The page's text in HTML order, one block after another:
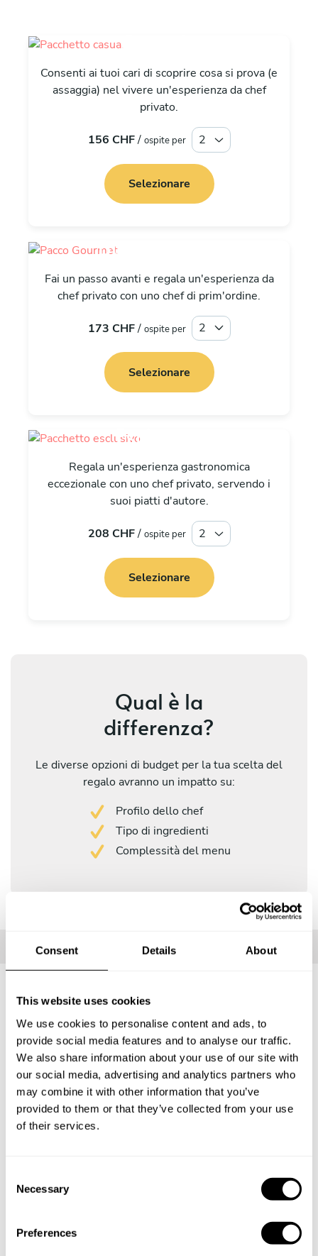
Consent Details About
This website uses cookies
We use cookies to personalise content and ads, to
provide social media features and to analyse our traffic.
We also share information about your use of our site with
our social media, advertising and analytics partners who
may combine it with other information that you’ve
provided to them or that they’ve collected from your use
of their services.
Necessary
Preferences
Casuale
Consenti ai tuoi cari di scoprire cosa si prova (e
assaggia) nel vivere un'esperienza da chef
privato.
156 CHF/ ospite per
Selezionare
Buongustaio
Fai un passo avanti e regala un'esperienza da
chef privato con uno chef di prim'ordine.
173 CHF/ ospite per
Selezionare
Esclusiva
Regala un'esperienza gastronomica
eccezionale con uno chef privato, servendo i
suoi piatti d'autore.
208 CHF/ ospite per
Selezionare
Qual è la
differenza?
Le diverse opzioni di budget per la tua scelta del
regalo avranno un impatto su:
Profilo dello chef
Tipo di ingredienti
Complessità del menu
Cosa include?
Personalizza il tuo messaggio e regala questa esperienza
al fortunato. Lascia che sia lui a decidere la data, le sue
preferenze gastronomiche e che possa scegliere tra i vari
menù e i diversi chef, per poter usufruire di una
esperienza indimenticabile.
1
Regala